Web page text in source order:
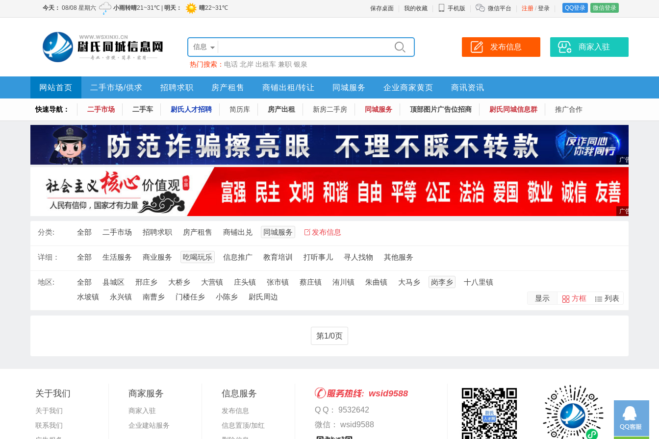
注册 / 登录 QQ登录 微信登录
保存桌面 我的收藏 手机版 微信平台
信息
热门搜索： 电话 北岸 出租车 兼职 银泉
发布信息 商家入驻
网站首页 二手市场/供求 招聘求职 房产租售 商铺出租/转让 同城服务 企业商家黄页 商讯资讯
快速导航： 二手市场 二手车 尉氏人才招聘 简历库 房产出租 新房二手房 同城服务 顶部图片广告位招商 尉氏同城信息群 推广合作
分类: 全部 二手市场 招聘求职 房产租售 商铺出兑 同城服务 发布信息
详细： 全部 生活服务 商业服务 吃喝玩乐 信息推广 教育培训 打听事儿 寻人找物 其他服务
地区: 全部 县城区 邢庄乡 大桥乡 大营镇 庄头镇 张市镇 蔡庄镇 洧川镇 朱曲镇 大马乡 岗李乡
十八里镇
水坡镇
永兴镇 南曹乡 门楼任乡 小陈乡 尉氏周边 显示 方框 列表
第1/0页
关于我们
关于我们
联系我们
商家服务
商家入驻
企业建站服务
信息服务
发布信息
信息置顶/加红
wsid9588
Q Q： 9532642
微信： wsid9588